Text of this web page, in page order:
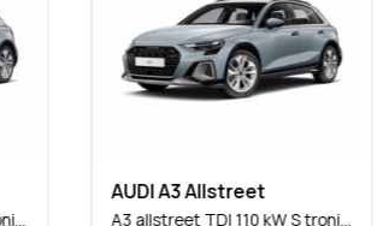
AUDI A3 Allstreet